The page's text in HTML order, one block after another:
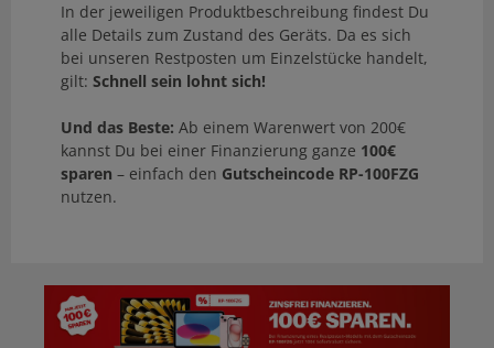
In der jeweiligen Produktbeschreibung findest Du
alle Details zum Zustand des Geräts. Da es sich
bei unseren Restposten um Einzelstücke handelt,
gilt: Schnell sein lohnt sich!
Und das Beste: Ab einem Warenwert von 200€
kannst Du bei einer Finanzierung ganze 100€
sparen – einfach den Gutscheincode RP-100FZG
nutzen.